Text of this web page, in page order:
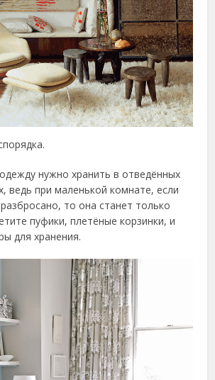
нужно хранить в отведённых
ведь при маленькой комнате, если
то она станет только
пуфики, плетёные корзинки, и
для хранения.